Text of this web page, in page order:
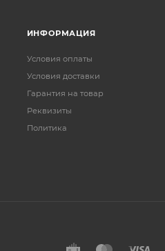
ИНФОРМАЦИЯ
Условия оплаты
Условия доставки
Гарантия на товар
Реквизиты
Политика